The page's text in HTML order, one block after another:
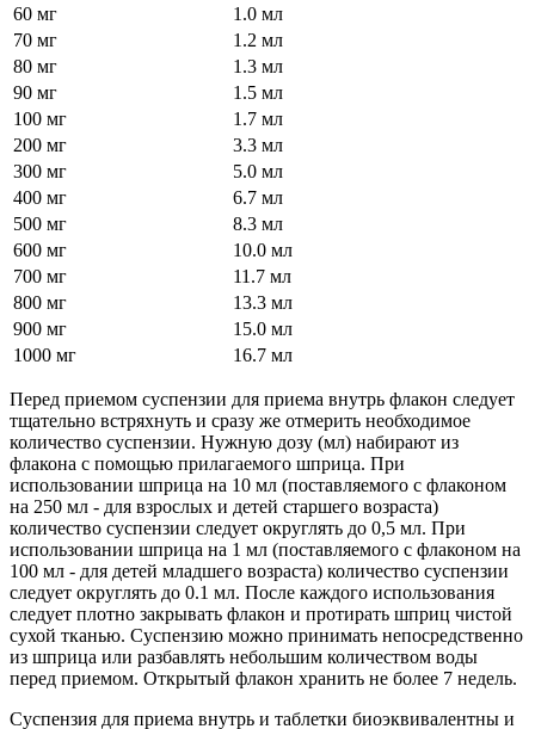
60 мг
1.0 мл
70 мг
1.2 мл
80 мг
1.3 мл
90 мг
1.5 мл
100 мг
1.7 мл
200 мг
3.3 мл
300 мг
5.0 мл
400 мг
6.7 мл
500 мг
8.3 мл
600 мг
10.0 мл
700 мг
11.7 мл
800 мг
13.3 мл
900 мг
15.0 мл
1000 мг
16.7 мл
Перед приемом суспензии для приема внутрь флакон следует
тщательно встряхнуть и сразу же отмерить необходимое
количество суспензии. Нужную дозу (мл) набирают из
флакона с помощью прилагаемого шприца. При
использовании шприца на 10 мл (поставляемого с флаконом
на 250 мл - для взрослых и детей старшего возраста)
количество суспензии следует округлять до 0,5 мл. При
использовании шприца на 1 мл (поставляемого с флаконом на
100 мл - для детей младшего возраста) количество суспензии
следует округлять до 0.1 мл. После каждого использования
следует плотно закрывать флакон и протирать шприц чистой
сухой тканью. Суспензию можно принимать непосредственно
из шприца или разбавлять небольшим количеством воды
перед приемом. Открытый флакон хранить не более 7 недель.
Суспензия для приема внутрь и таблетки биоэквивалентны и